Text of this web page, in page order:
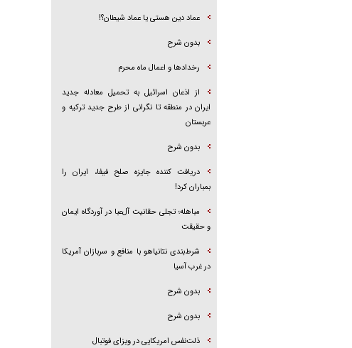
عماد دین هستی یا عماد شیطان؟!
بدون شرح
رخداد‌ها و اعمال ماه محرم
از اذعان اسرائیل به تحمیل معادله جدید
ایران در منطقه تا نگرانی از طرح جدید ترکیه و
عربستان
بدون شرح
دریافت کننده جایزه صلح فیفا، ایران را
بمباران کرد!
مباهله؛ تجلی حقانیت آل‌عبا در آوردگاه ایمان
و حقیقت
شرط‌بندی نتانیاهو با منافع و سربازان آمریکا
در غرب آسیا
بدون شرح
بدون شرح
ذلت‌نفس امریکایی در ویزای فوتبال